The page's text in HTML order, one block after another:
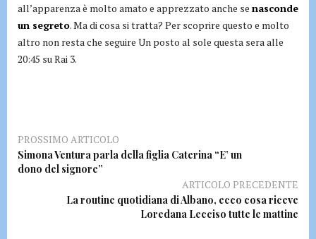
all’apparenza è molto amato e apprezzato anche se nasconde
un segreto. Ma di cosa si tratta? Per scoprire questo e molto
altro non resta che seguire Un posto al sole questa sera alle
20:45 su Rai 3.
PROSSIMO ARTICOLO
Simona Ventura parla della figlia Caterina “E’ un
dono del signore”
ARTICOLO PRECEDENTE
La routine quotidiana di Albano, ecco cosa riceve
Loredana Lecciso tutte le mattine